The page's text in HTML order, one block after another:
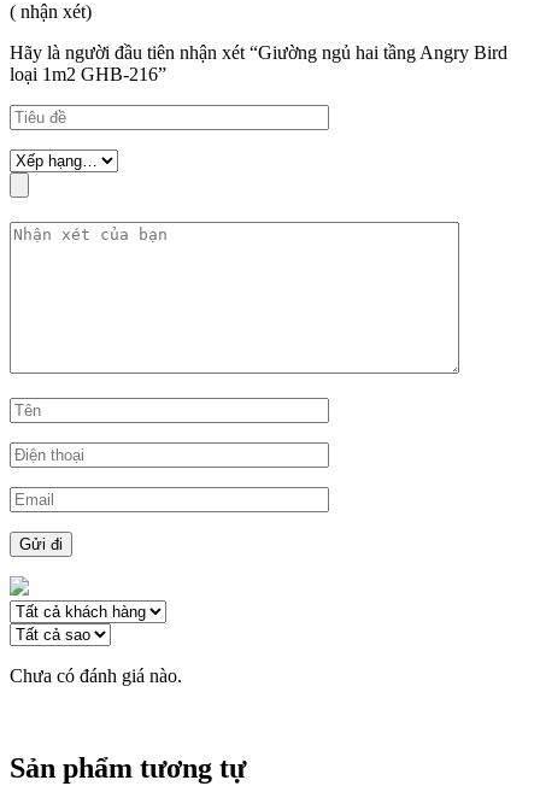
( nhận xét)
Hãy là người đầu tiên nhận xét “Giường ngủ hai tầng Angry Bird
loại 1m2 GHB-216”
Chưa có đánh giá nào.
Sản phẩm tương tự